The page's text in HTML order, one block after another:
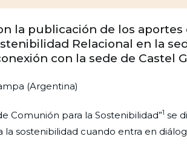
la publicación de los
Relacional en la
con la sede de Castel
(Argentina)
Comunión para la Sostenibilidad”1 se
la sostenibilidad cuando entra en